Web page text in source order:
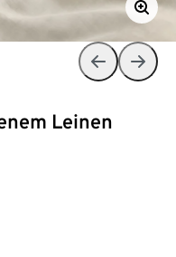
Leinen